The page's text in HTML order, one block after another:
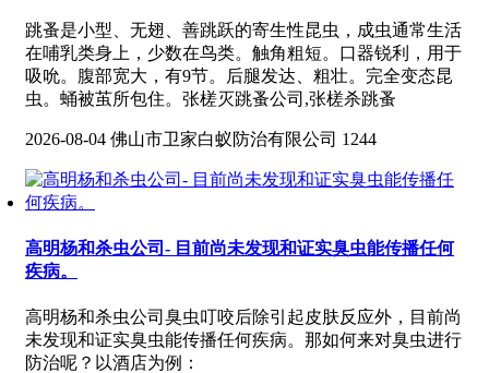
跳蚤是小型、无翅、善跳跃的寄生性昆虫，成虫通常生活
在哺乳类身上，少数在鸟类。触角粗短。口器锐利，用于
吸吮。腹部宽大，有9节。后腿发达、粗壮。完全变态昆
虫。蛹被茧所包住。张槎灭跳蚤公司,张槎杀跳蚤
2026-08-04 佛山市卫家白蚁防治有限公司 1244
高明杨和杀虫公司- 目前尚未发现和证实臭虫能传播任何
疾病。
高明杨和杀虫公司臭虫叮咬后除引起皮肤反应外，目前尚
未发现和证实臭虫能传播任何疾病。那如何来对臭虫进行
防治呢？以酒店为例：